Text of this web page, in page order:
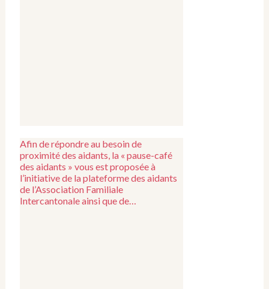
Afin de répondre au besoin de
proximité des aidants, la « pause-café
des aidants » vous est proposée à
l’initiative de la plateforme des aidants
de l’Association Familiale
Intercantonale ainsi que de…